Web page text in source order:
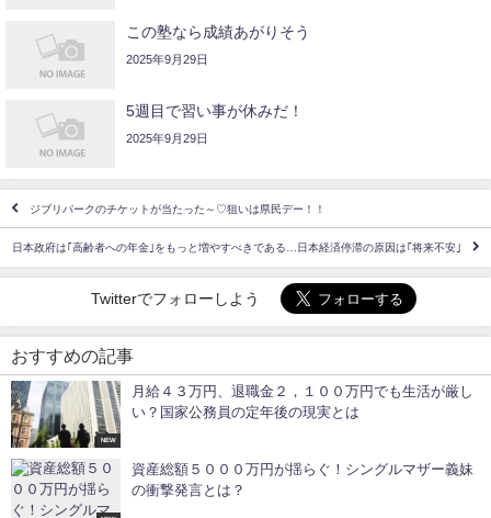
この塾なら成績あがりそう
2025年9月29日
5週目で習い事が休みだ！
2025年9月29日
ジブリパークのチケットが当たった～♡狙いは県民デー！！
日本政府は｢高齢者への年金｣をもっと増やすべきである…日本経済停滞の原因は｢将来不安｣
Twitterでフォローしよう
おすすめの記事
NEW
月給４３万円、退職金２，１００万円でも生活が厳し
い？国家公務員の定年後の現実とは
資産総額５０００万円が揺らぐ！シングルマザー義妹
の衝撃発言とは？